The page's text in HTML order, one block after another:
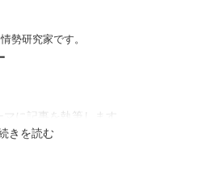
勢研究家です。
に記事を執筆します。
きを読む